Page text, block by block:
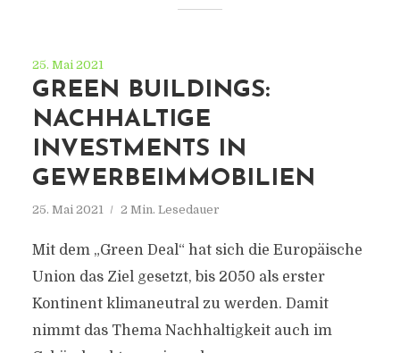
25. Mai 2021
GREEN BUILDINGS:
NACHHALTIGE
INVESTMENTS IN
GEWERBEIMMOBILIEN
25. Mai 2021 2 Min. Lesedauer
Mit dem „Green Deal“ hat sich die Europäische
Union das Ziel gesetzt, bis 2050 als erster
Kontinent klimaneutral zu werden. Damit
nimmt das Thema Nachhaltigkeit auch im